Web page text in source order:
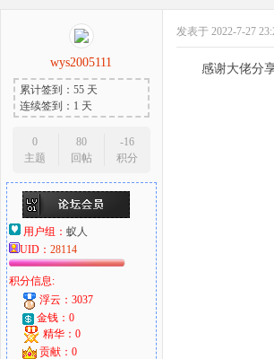
wys2005111
累计签到：55 天
连续签到：1 天
0
主题
80
回帖
-16
积分
用户组： 蚁人
UID： 28114
积分信息:
浮云：3037
金钱：0
精华：0
贡献：0
发表于 2022-7-27
感谢大佬分